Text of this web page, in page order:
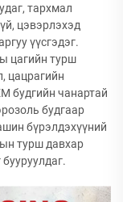
тархмал
цэвэрлэхэд
үүсгэдэг.
цагийн турш
цацрагийн
будгийн чанартай
будгаар
бүрэлдэхүүний
турш давхар